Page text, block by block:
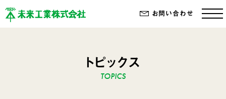
お問い合わせ
トピックス